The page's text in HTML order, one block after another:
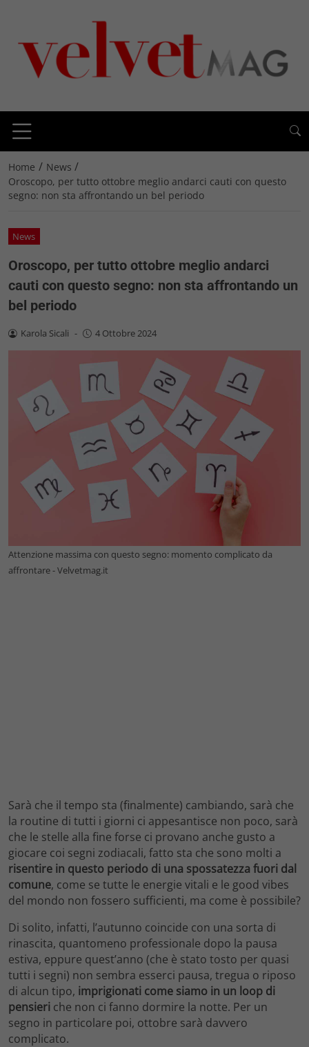
Home / News /
Oroscopo, per tutto ottobre meglio andarci cauti con questo
segno: non sta affrontando un bel periodo
News
Oroscopo, per tutto ottobre meglio andarci
cauti con questo segno: non sta affrontando un
bel periodo
Karola Sicali - 4 Ottobre 2024
Attenzione massima con questo segno: momento complicato da
affrontare - Velvetmag.it
Sarà che il tempo sta (finalmente) cambiando, sarà che
la routine di tutti i giorni ci appesantisce non poco, sarà
che le stelle alla fine forse ci provano anche gusto a
giocare coi segni zodiacali, fatto sta che sono molti a
risentire in questo periodo di una spossatezza fuori dal
comune, come se tutte le energie vitali e le good vibes
del mondo non fossero sufficienti, ma come è possibile?
Di solito, infatti, l’autunno coincide con una sorta di
rinascita, quantomeno professionale dopo la pausa
estiva, eppure quest’anno (che è stato tosto per quasi
tutti i segni) non sembra esserci pausa, tregua o riposo
di alcun tipo, imprigionati come siamo in un loop di
pensieri che non ci fanno dormire la notte. Per un
segno in particolare poi, ottobre sarà davvero
complicato.